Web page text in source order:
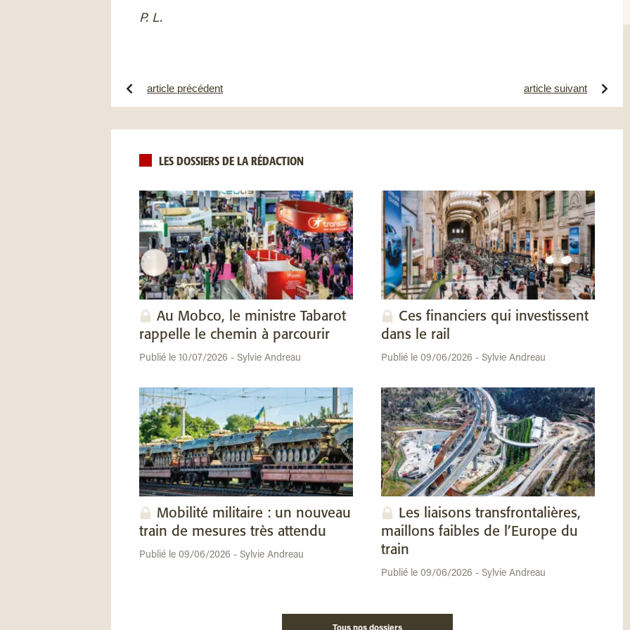
P. L.
article précédent article suivant
LES DOSSIERS DE LA RÉDACTION
Au Mobco, le ministre Tabarot
rappelle le chemin à parcourir
Publié le 10/07/2026 - Sylvie Andreau
Ces financiers qui investissent
dans le rail
Publié le 09/06/2026 - Sylvie Andreau
Mobilité militaire : un nouveau
train de mesures très attendu
Publié le 09/06/2026 - Sylvie Andreau
Les liaisons transfrontalières,
maillons faibles de l’Europe du
train
Publié le 09/06/2026 - Sylvie Andreau